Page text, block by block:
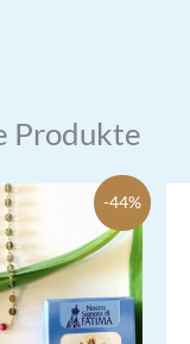
Produkte
-44%